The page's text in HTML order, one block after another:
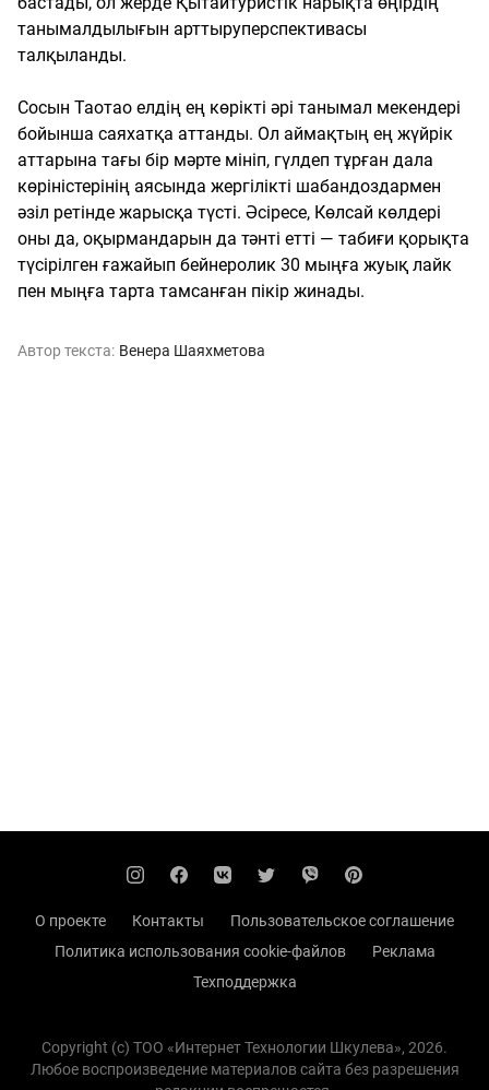
танымалдылығын арттыруперспективасы
талқыланды.
Сосын Таотао елдің ең көрікті әрі танымал мекендері
бойынша саяхатқа аттанды. Ол аймақтың ең жүйрік
аттарына тағы бір мәрте мініп, гүлдеп тұрған дала
көріністерінің аясында жергілікті шабандоздармен
әзіл ретінде жарысқа түсті. Әсіресе, Көлсай көлдері
оны да, оқырмандарын да тәнті етті — табиғи қорықта
түсірілген ғажайып бейнеролик 30 мыңға жуық лайк
пен мыңға тарта тамсанған пікір жинады.
Автор текста: Венера Шаяхметова
О проекте Контакты
Пользовательское соглашение
Политика использования cookie-файлов
Реклама
Техподдержка
Copyright (с) TOO «Интернет Технологии Шкулева», 2026.
Любое воспроизведение материалов сайта без разрешения